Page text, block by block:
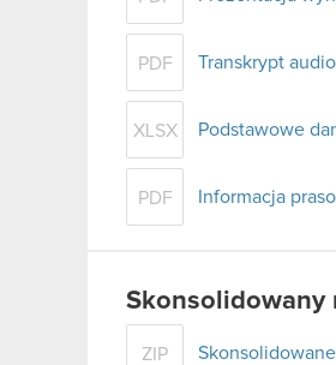
PDF Transkrypt
XLSX Podstawowe
PDF Informacja
Skonsolidowany
ZIP